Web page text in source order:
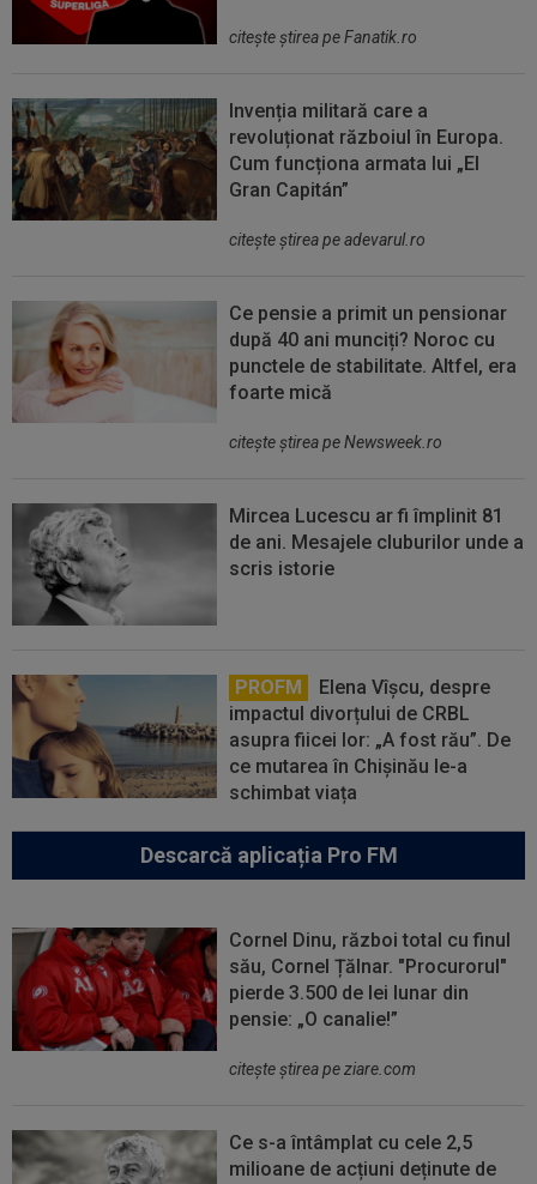
citeşte ştirea pe Fanatik.ro
Invenția militară care a
revoluționat războiul în Europa.
Cum funcționa armata lui „El
Gran Capitán”
citeşte ştirea pe adevarul.ro
Ce pensie a primit un pensionar
după 40 ani munciți? Noroc cu
punctele de stabilitate. Altfel, era
foarte mică
citeşte ştirea pe Newsweek.ro
Mircea Lucescu ar fi împlinit 81
de ani. Mesajele cluburilor unde a
scris istorie
PROFM
Elena Vîșcu, despre
impactul divorțului de CRBL
asupra fiicei lor: „A fost rău”. De
ce mutarea în Chișinău le-a
schimbat viața
Descarcă aplicația Pro FM
Cornel Dinu, război total cu finul
său, Cornel Țălnar. "Procurorul"
pierde 3.500 de lei lunar din
pensie: „O canalie!”
citeşte ştirea pe ziare.com
Ce s-a întâmplat cu cele 2,5
milioane de acțiuni deținute de